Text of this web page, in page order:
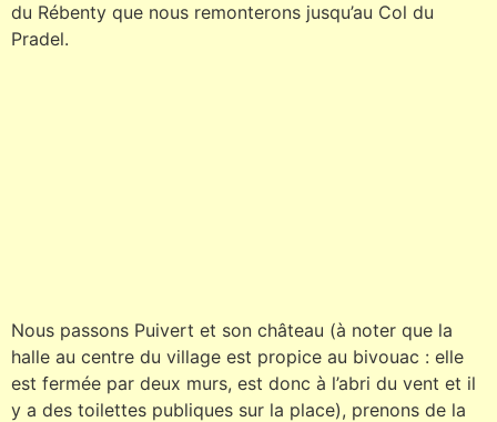
du Rébenty que nous remonterons jusqu’au Col du
Pradel.
Nous passons Puivert et son château (à noter que la
halle au centre du village est propice au bivouac : elle
est fermée par deux murs, est donc à l’abri du vent et il
y a des toilettes publiques sur la place), prenons de la